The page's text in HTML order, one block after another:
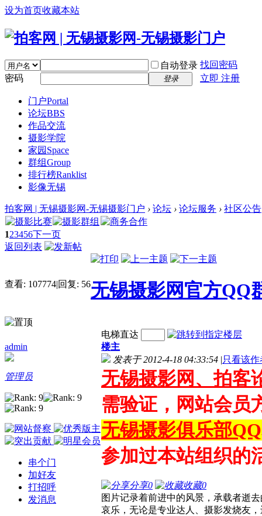
设为首页收藏本站
自动登录 找回密码
密码
登录 立即 注册
门户Portal
论坛BBS
作品交流
摄影学院
家园 Space
群组Group
排行榜Ranklist
影像无锡
拍客网 | 无锡摄影网-无锡摄影门户 › 论坛 › 论坛服务 › 社区公告
123456下一页
返回列表
查看: 107774|回复: 56无锡摄影网官方QQ
admin
管理员
串个门
加好友
打招呼
发消息
电梯直达
楼主
发表于 2012-4-18 04:33:54 |只看该作
无锡摄影网、拍客
需验证，网站会员
无锡摄影俱乐部
参加过本站组织的
分享0 收藏0
图片记录着前进中的风景，承载者逝
哀乐，无论是专业达人、摄影发烧友